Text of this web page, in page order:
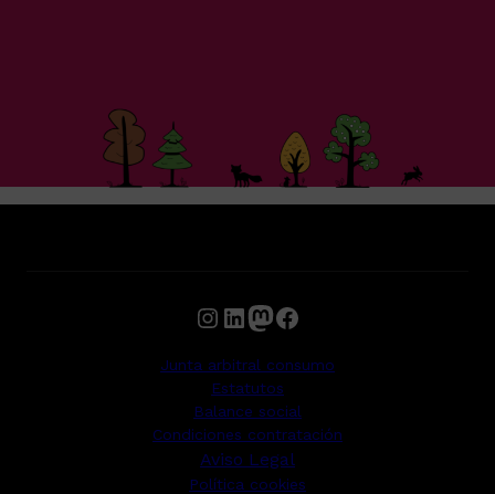
Instagram LinkedIn Mastodon Facebook
Junta arbitral consumo
Estatutos
Balance social
Condiciones contratación
Aviso Legal
Política cookies